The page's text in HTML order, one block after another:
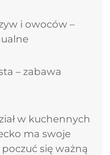
i owoców –
– zabawa
w kuchennych
ma swoje
się ważną